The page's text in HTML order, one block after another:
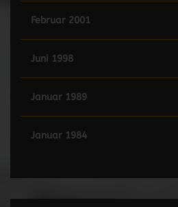
Februar 2001
Juni 1998
Januar 1989
Januar 1984